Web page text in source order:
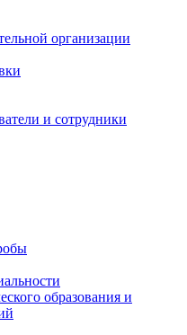
организации
и сотрудники
образования и